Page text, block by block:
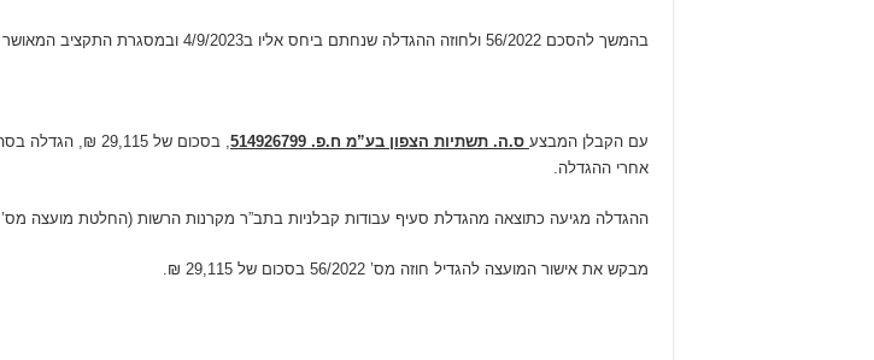
בהמשך להסכם 56/2022 ולחוזה ההגדלה שנחתם ביחס אליו ב4/9/2023 ובמסגרת התקציב המאושר בתבר 252 המועצה מעוניינת להגדיל את היקף הסכם ההתקשרות
עם הקבלן המבצע ס.ה. תשתיות הצפון בע”מ ח.פ. 514926799
אחרי ההגדלה.
ההגדלה מגיעה כתוצאה מהגדלת סעיף עבודות קבלניות בתב”ר מקרנות הרשות (החלטת מועצה מס’ 30/2024).
מבקש את אישור המועצה להגדיל חוזה מס’ 56/2022 בסכום של 29,115 ₪.